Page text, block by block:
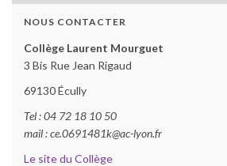
NOUS CONTACTER
Collège Laurent Mourguet
3 Bis Rue Jean Rigaud
69130 Écully
Tel : 04 72 18 10 50
mail : ce.0691481k@ac-lyon.fr
Le site du Collège